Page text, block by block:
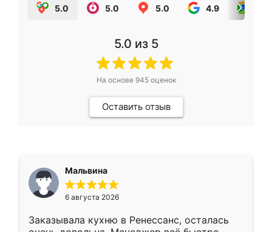
5.0 5.0 5.0 4.9
5.0 из 5
На основе 945оценок
Оставить отзыв
Мальвина
6 августа 2026
Заказывала кухню в Ренессанс, осталась